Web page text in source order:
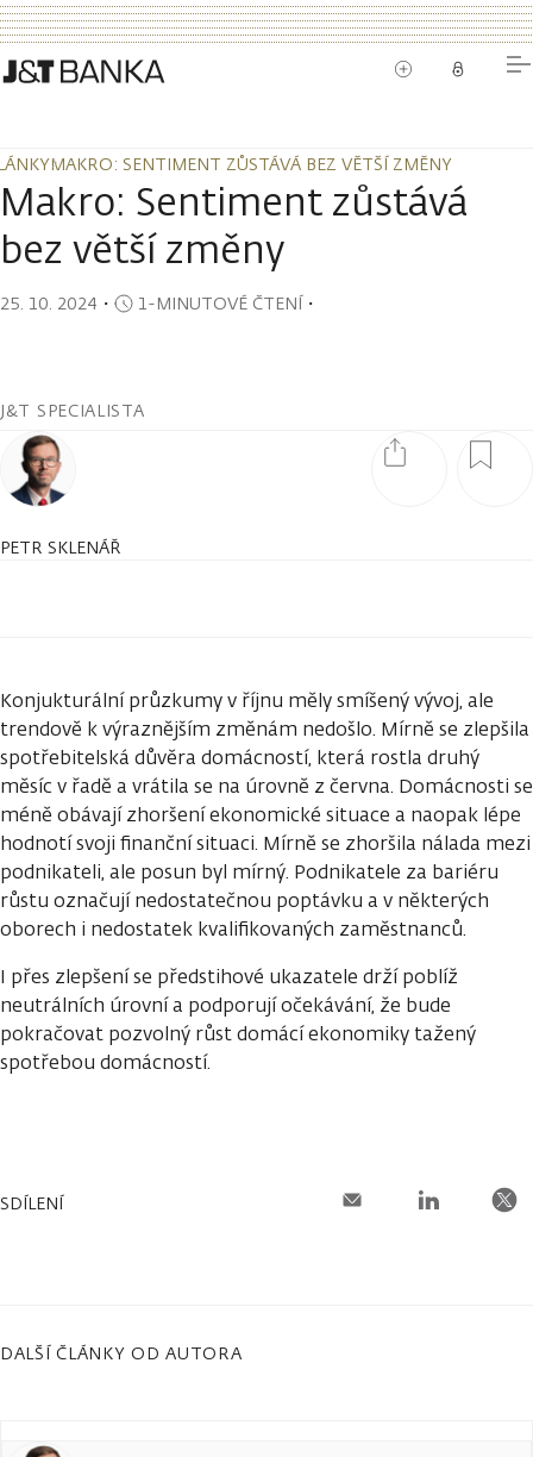
MAKRO: SENTIMENT ZŮSTÁVÁ BEZ VĚTŠÍ ZMĚNY
MAKRO: SENTIMENT ZŮSTÁVÁ BEZ VĚTŠÍ ZMĚNY
Makro: Sentiment zůstává
bez větší změny
25. 10. 2024 ・ 1-MINUTOVÉ ČTENÍ・
J&T SPECIALISTA
PETR SKLENÁŘ
Konjukturální průzkumy v říjnu měly smíšený vývoj, ale
trendově k výraznějším změnám nedošlo. Mírně se zlepšila
spotřebitelská důvěra domácností, která rostla druhý
měsíc v řadě a vrátila se na úrovně z června. Domácnosti se
méně obávají zhoršení ekonomické situace a naopak lépe
hodnotí svoji finanční situaci. Mírně se zhoršila nálada mezi
podnikateli, ale posun byl mírný. Podnikatele za bariéru
růstu označují nedostatečnou poptávku a v některých
oborech i nedostatek kvalifikovaných zaměstnanců.
I přes zlepšení se předstihové ukazatele drží poblíž
neutrálních úrovní a podporují očekávání, že bude
pokračovat pozvolný růst domácí ekonomiky tažený
spotřebou domácností.
SDÍLENÍ
DALŠÍ ČLÁNKY OD AUTORA